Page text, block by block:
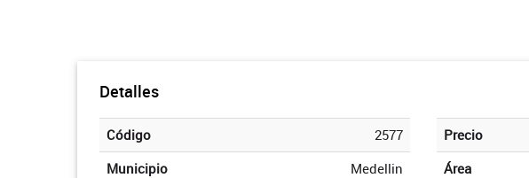
Detalles
Código
2577
Municipio
Medellin
Precio
Área